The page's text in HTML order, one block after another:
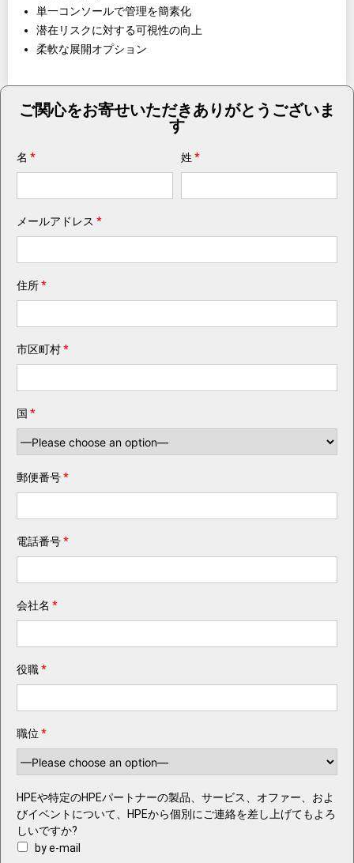
単一コンソールで管理を簡素化
潜在リスクに対する可視性の向上
柔軟な展開オプション
ご関心をお寄せいただきありがとうございま
す
名 * 姓 *
メールアドレス *
住所*
市区町村*
国 *
郵便番号*
電話番号*
会社名 *
役職*
職位 *
HPEや特定のHPEパートナーの製品、サービス、オファー、およ
びイベントについて、HPEから個別にご連絡を差し上げてもよろ
しいですか?
by e-mail